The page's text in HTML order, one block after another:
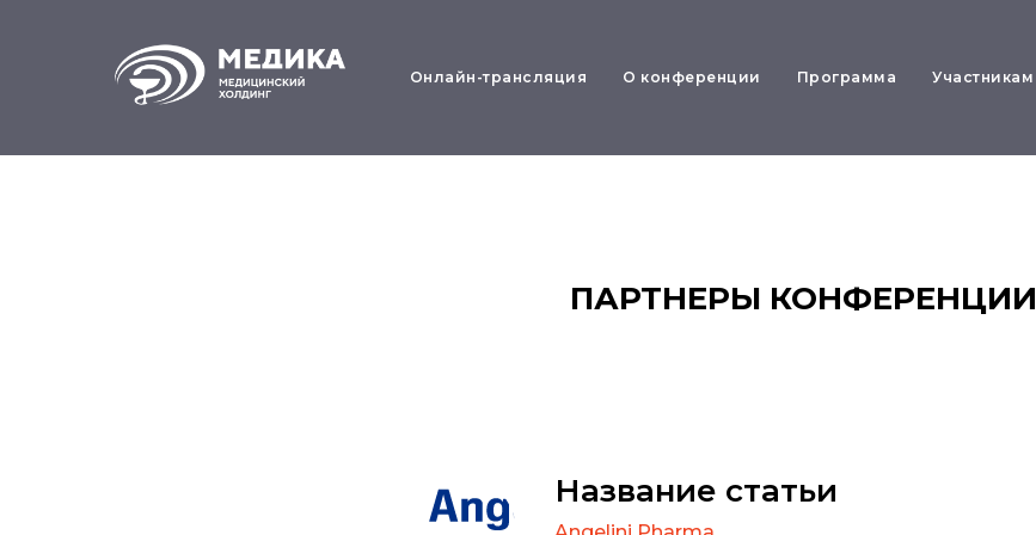
Онлайн-трансляция О конференции Программа Участникам
ПАРТНЕРЫ КОНФЕРЕНЦИИ
Название статьи